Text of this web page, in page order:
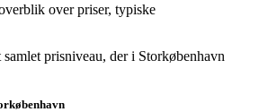
over priser, typiske
prisniveau, der i Storkøbenhavn